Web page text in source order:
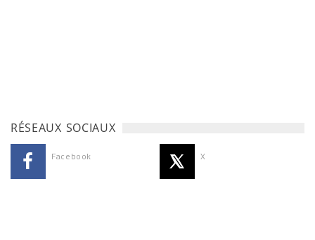
RÉSEAUX SOCIAUX
Facebook X